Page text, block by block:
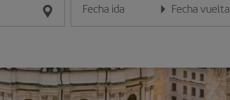
Fecha ida
Introduce la fecha en formato día/mes/
Fecha vuelta
Introduce la